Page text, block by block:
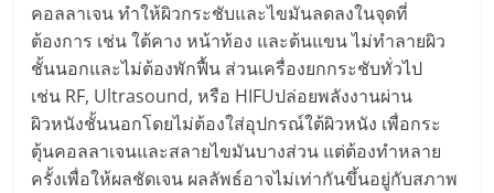
คอลลาเจน ทำให้ผิวกระชับและไขมันลดลงในจุดที่
ต้องการ เช่น ใต้คาง หน้าท้อง และต้นแขน ไม่ทำลายผิว
ชั้นนอกและไม่ต้องพักฟื้น ส่วนเครื่องยกกระชับทั่วไป
เช่น RF, Ultrasound, หรือ HIFUปล่อยพลังงานผ่าน
ผิวหนังชั้นนอกโดยไม่ต้องใส่อุปกรณ์ใต้ผิวหนัง เพื่อกระ
ตุ้นคอลลาเจนและสลายไขมันบางส่วน แต่ต้องทำหลาย
ครั้งเพื่อให้ผลชัดเจน ผลลัพธ์อาจไม่เท่ากันขึ้นอยู่กับสภาพ